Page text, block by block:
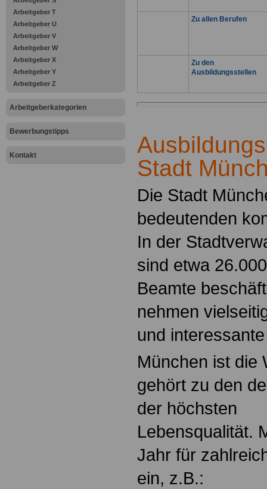
Arbeitgeber T
Arbeitgeber U
Arbeitgeber V
Arbeitgeber W
Arbeitgeber X
Arbeitgeber Y
Arbeitgeber Z
Arbeitgeberkategorien
Bewerbungstipps
Kontakt
Zu allen Berufen
Zu den
Ausbildungsstellen
Stadt
Die Stadt
bedeutenden
In der
sind etwa
Beamte
nehmen
und
München ist die
gehört zu den
der höchsten
Lebensqualität.
Jahr für
ein, z.B.: